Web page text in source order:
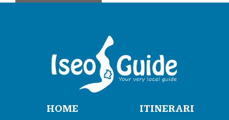
HOME ITINERARI